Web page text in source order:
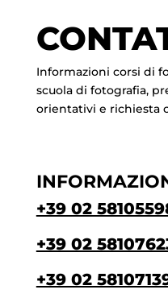
Informazioni corsi di
scuola di fotografia,
orientativi e richiesta
+39 02
+39 02
+39 02